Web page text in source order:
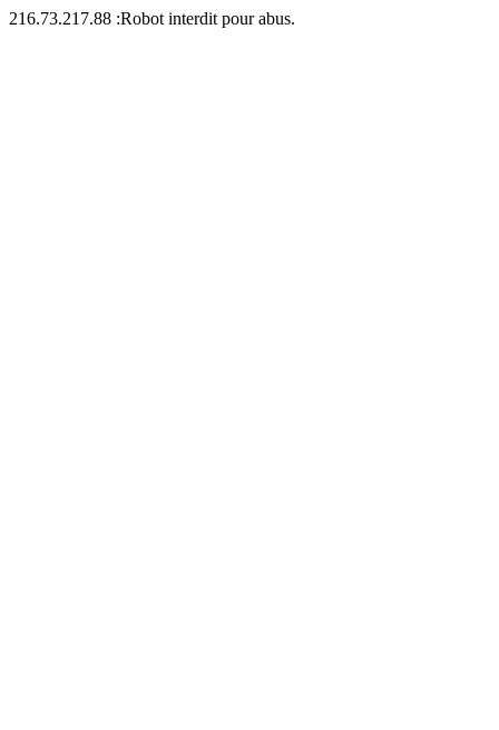
216.73.217.88 :Robot interdit pour abus.